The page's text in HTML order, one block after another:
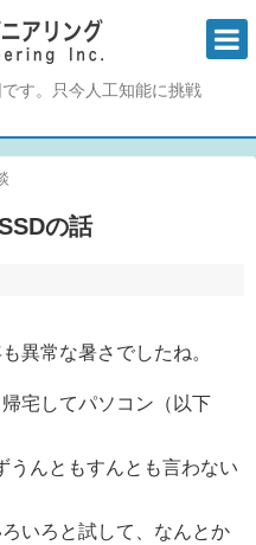
す。只今人工知能に挑戦
の話
異常な暑さでしたね。
宅してパソコン（以下
うんともすんとも言わない
いろと試して、なんとか